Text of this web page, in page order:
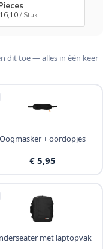
/ Stuk
dit toe — alles in één keer
Oogmasker + oordopjes
€ 5,95
met laptopvak